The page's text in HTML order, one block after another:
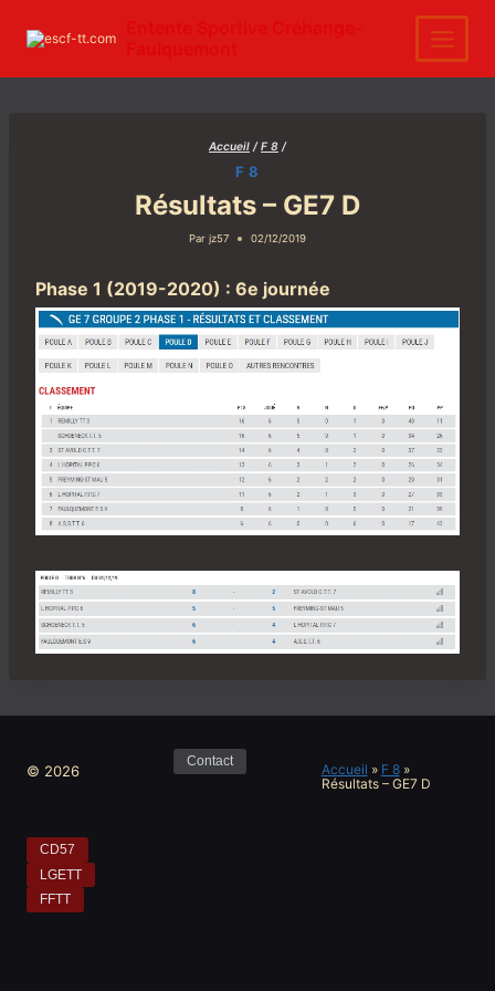
contenu
Accueil / F 8 /
F 8
Résultats – GE7 D
Par jz57 02/12/2019
Phase 1 (2019-2020) : 6e journée
© 2026
Contact
Accueil » F 8 »
Résultats – GE7 D
CD57
LGETT
FFTT